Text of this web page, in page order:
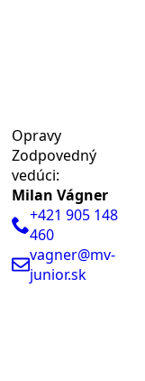
Opravy
Zodpovedný
vedúci:
Milan Vágner
+421 905 148
460
vagner@mv-
junior.sk